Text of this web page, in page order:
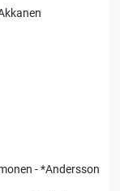
- *Andersson